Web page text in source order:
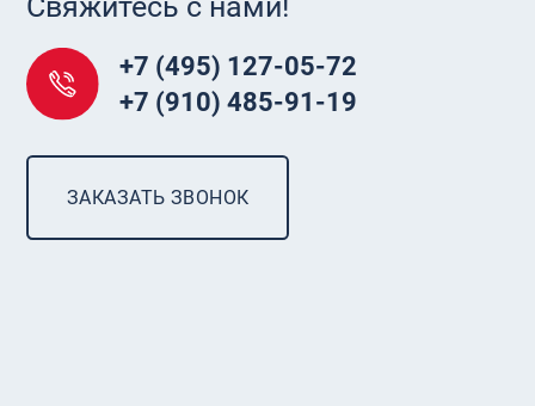
+7 (495) 127-05-72
+7 (910) 485-91-19
ЗАКАЗАТЬ ЗВОНОК